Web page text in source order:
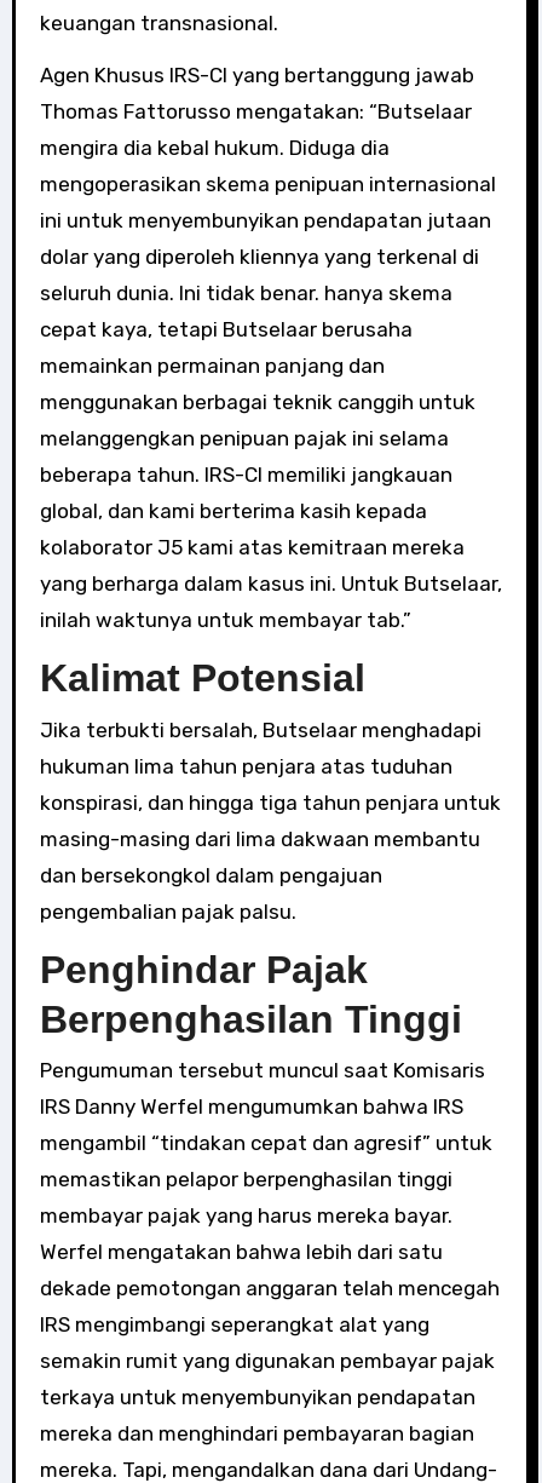
keuangan transnasional.
Agen Khusus IRS-CI yang bertanggung jawab
Thomas Fattorusso mengatakan: “Butselaar
mengira dia kebal hukum. Diduga dia
mengoperasikan skema penipuan internasional
ini untuk menyembunyikan pendapatan jutaan
dolar yang diperoleh kliennya yang terkenal di
seluruh dunia. Ini tidak benar. hanya skema
cepat kaya, tetapi Butselaar berusaha
memainkan permainan panjang dan
menggunakan berbagai teknik canggih untuk
melanggengkan penipuan pajak ini selama
beberapa tahun. IRS-CI memiliki jangkauan
global, dan kami berterima kasih kepada
kolaborator J5 kami atas kemitraan mereka
yang berharga dalam kasus ini. Untuk Butselaar,
inilah waktunya untuk membayar tab.”
Kalimat Potensial
Jika terbukti bersalah, Butselaar menghadapi
hukuman lima tahun penjara atas tuduhan
konspirasi, dan hingga tiga tahun penjara untuk
masing-masing dari lima dakwaan membantu
dan bersekongkol dalam pengajuan
pengembalian pajak palsu.
Penghindar Pajak
Berpenghasilan Tinggi
Pengumuman tersebut muncul saat Komisaris
IRS Danny Werfel mengumumkan bahwa IRS
mengambil “tindakan cepat dan agresif” untuk
memastikan pelapor berpenghasilan tinggi
membayar pajak yang harus mereka bayar.
Werfel mengatakan bahwa lebih dari satu
dekade pemotongan anggaran telah mencegah
IRS mengimbangi seperangkat alat yang
semakin rumit yang digunakan pembayar pajak
terkaya untuk menyembunyikan pendapatan
mereka dan menghindari pembayaran bagian
mereka. Tapi, mengandalkan dana dari Undang-